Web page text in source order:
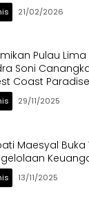
21/02/2026
Pulau
Soni
Coast
29/11/2025
Maesyal
13/11/2025